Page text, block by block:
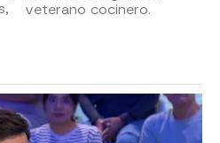
veterano cocinero.